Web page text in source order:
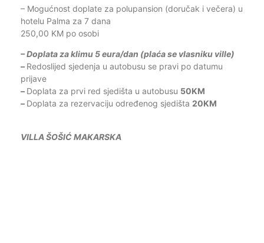
– Mogućnost doplate za polupansion (doručak i večera) u
hotelu Palma za 7 dana
250,00 KM po osobi
– Doplata za klimu 5 eura/dan (plaća se vlasniku ville)
– Redoslijed sjedenja u autobusu se pravi po datumu
prijave
– Doplata za prvi red sjedišta u autobusu 50KM
– Doplata za rezervaciju određenog sjedišta 20KM
VILLA ŠOŠIĆ MAKARSKA